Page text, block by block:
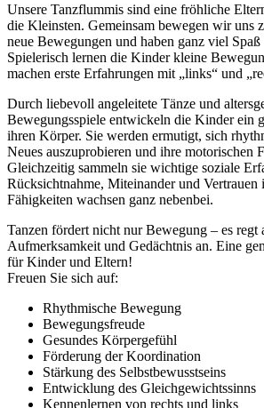
Unsere Tanzflummis sind eine fröhliche
die Kleinsten. Gemeinsam bewegen wir uns
neue Bewegungen und haben ganz viel Spaß
Spielerisch lernen die Kinder kleine
machen erste Erfahrungen mit „links“ und
Durch liebevoll angeleitete Tänze und
Bewegungsspiele entwickeln die Kinder ein
ihren Körper. Sie werden ermutigt, sich
Neues auszuprobieren und ihre motorischen
Gleichzeitig sammeln sie wichtige soziale
Rücksichtnahme, Miteinander und Vertrauen
Fähigkeiten wachsen ganz nebenbei.
Tanzen fördert nicht nur Bewegung – es regt
Aufmerksamkeit und Gedächtnis an. Eine
für Kinder und Eltern!
Freuen Sie sich auf:
Rhythmische Bewegung
Bewegungsfreude
Gesundes Körpergefühl
Förderung der Koordination
Stärkung des Selbstbewusstseins
Entwicklung des Gleichgewichtssinns
Kennenlernen von rechts und links